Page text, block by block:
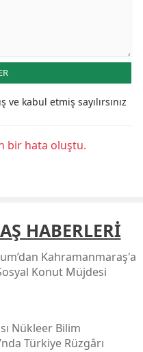
ve kabul etmiş sayılırsınız
bir hata oluştu.
HABERLERİ
Kahramanmaraş'a
Konut Müjdesi
Nükleer Bilim
Türkiye Rüzgârı